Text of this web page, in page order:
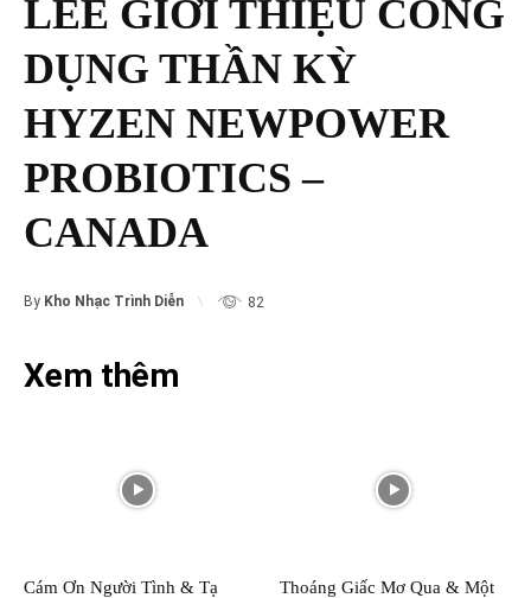
LEE GIỚI THIỆU CÔNG
DỤNG THẦN KỲ
HYZEN NEWPOWER
PROBIOTICS –
CANADA
By Kho Nhạc Trình Diễn 82
Xem thêm
Cám Ơn Người Tình & Tạ
Thoáng Giấc Mơ Qua & Một